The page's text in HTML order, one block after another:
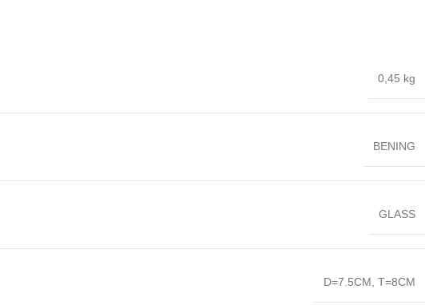
0,45 kg
BENING
GLASS
D=7.5CM T=8CM